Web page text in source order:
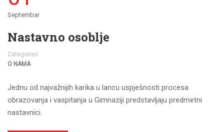
Septembar
Nastavno osoblje
Categories
O NAMA
Jednu od najvažnijih karika u lancu uspješnosti procesa
obrazovanja i vaspitanja u Gimnaziji predstavljaju predmetni
nastavnici.